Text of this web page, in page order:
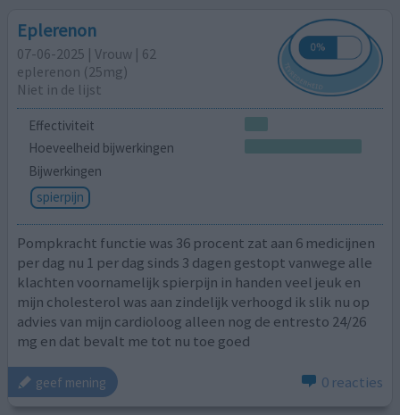
Eplerenon
07-06-2025 | Vrouw | 62
eplerenon (25mg)
Niet in de lijst
Effectiviteit
Hoeveelheid bijwerkingen
Bijwerkingen
spierpijn
Pompkracht functie was 36 procent zat aan 6 medicijnen
per dag nu 1 per dag sinds 3 dagen gestopt vanwege alle
klachten voornamelijk spierpijn in handen veel jeuk en
mijn cholesterol was aan zindelijk verhoogd ik slik nu op
advies van mijn cardioloog alleen nog de entresto 24/26
mg en dat bevalt me tot nu toe goed
geef mening 0 reacties